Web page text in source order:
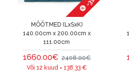
MÕÕTMED (LxSxK)
140.00cm x 200.00cm x
111.00cm
1660.00€ 2408.00€
Või 12 kuud = 138.33€